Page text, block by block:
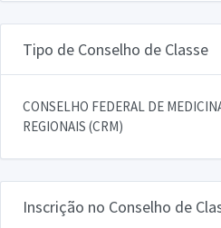
Tipo de Conselho de Classe
CONSELHO FEDERAL DE
REGIONAIS (CRM)
Inscrição no Conselho de